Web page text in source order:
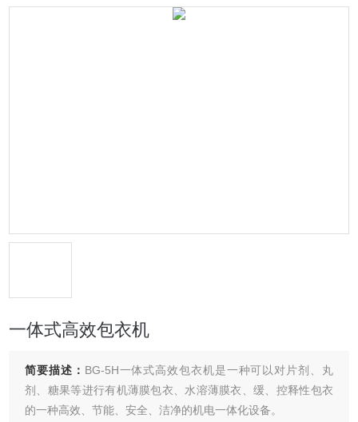
一体式高效包衣机
简要描述： BG-5H一体式高效包衣机是一种可以对片剂、丸
剂、糖果等进行有机薄膜包衣、水溶薄膜衣、缓、控释性包衣
的一种高效、节能、安全、洁净的机电一体化设备。